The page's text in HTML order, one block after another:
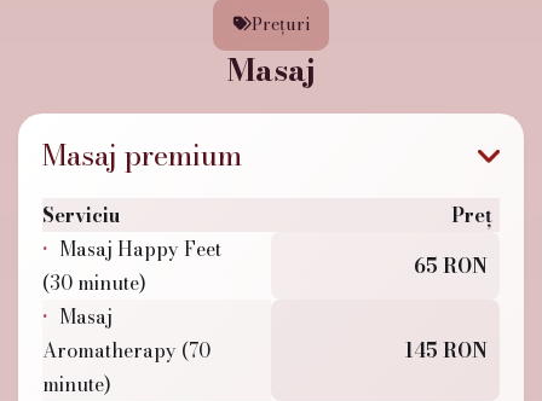
Prețuri
Masaj
Masaj premium
Serviciu
Preț
Masaj Happy Feet
(30 minute)
65 RON
Masaj
Aromatherapy (70
minute)
145 RON